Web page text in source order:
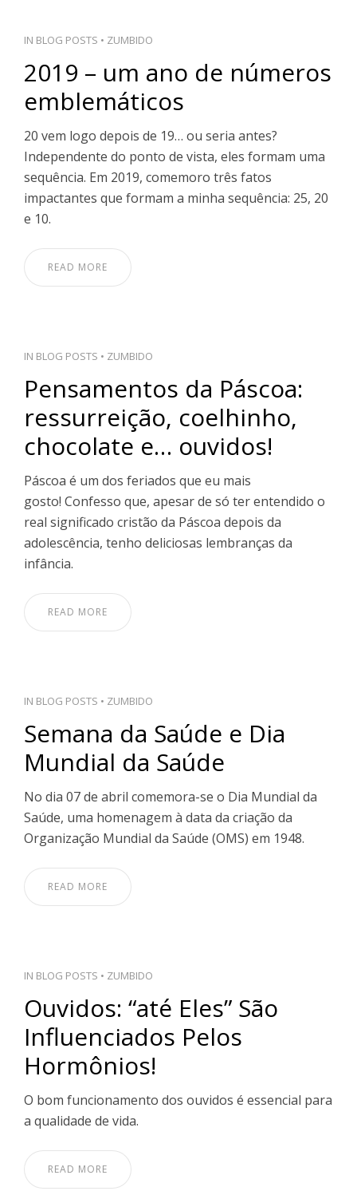
IN BLOG POSTS • ZUMBIDO
2019 – um ano de números
emblemáticos
20 vem logo depois de 19… ou seria antes?
Independente do ponto de vista, eles formam uma
sequência. Em 2019, comemoro três fatos
impactantes que formam a minha sequência: 25, 20
e 10.
READ MORE
IN BLOG POSTS • ZUMBIDO
Pensamentos da Páscoa:
ressurreição, coelhinho,
chocolate e… ouvidos!
Páscoa é um dos feriados que eu mais
gosto! Confesso que, apesar de só ter entendido o
real significado cristão da Páscoa depois da
adolescência, tenho deliciosas lembranças da
infância.
READ MORE
IN BLOG POSTS • ZUMBIDO
Semana da Saúde e Dia
Mundial da Saúde
No dia 07 de abril comemora-se o Dia Mundial da
Saúde, uma homenagem à data da criação da
Organização Mundial da Saúde (OMS) em 1948.
READ MORE
IN BLOG POSTS • ZUMBIDO
Ouvidos: “até Eles” São
Influenciados Pelos
Hormônios!
O bom funcionamento dos ouvidos é essencial para
a qualidade de vida.
READ MORE